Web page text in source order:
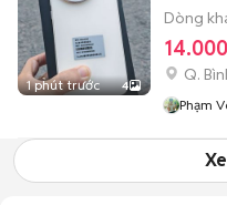
1 phút trước 4
Dòng
Q.
Phạm